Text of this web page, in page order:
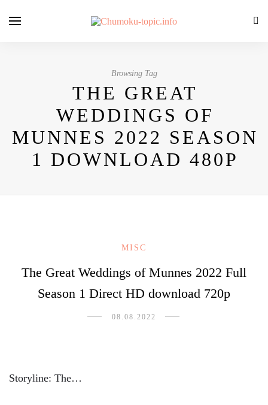
Browsing Tag
THE GREAT
WEDDINGS OF
MUNNES 2022 SEASON
1 DOWNLOAD 480P
MISC
The Great Weddings of Munnes 2022 Full
Season 1 Direct HD download 720p
08.08.2022
Storyline: The…